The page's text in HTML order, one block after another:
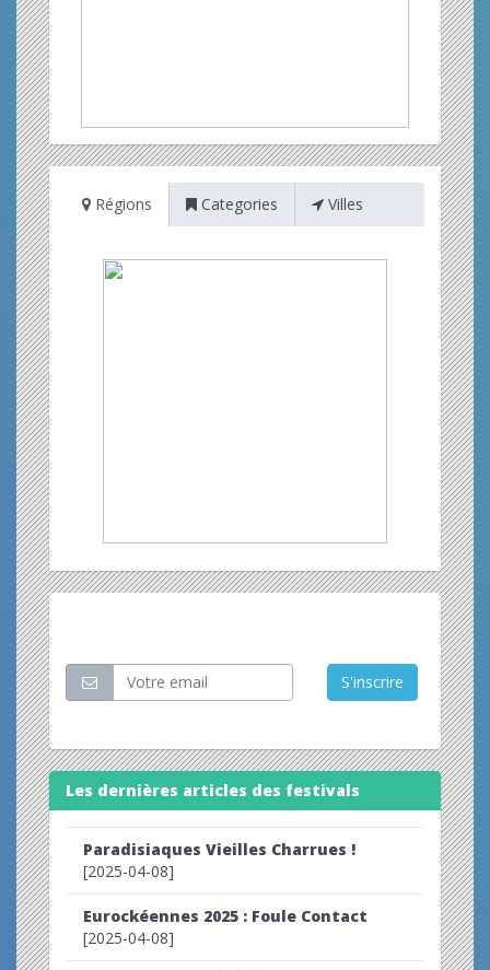
Régions Categories Villes
S'inscrire
Les dernières articles des festivals
Paradisiaques Vieilles Charrues !
[2025-04-08]
Eurockéennes 2025 : Foule Contact
[2025-04-08]